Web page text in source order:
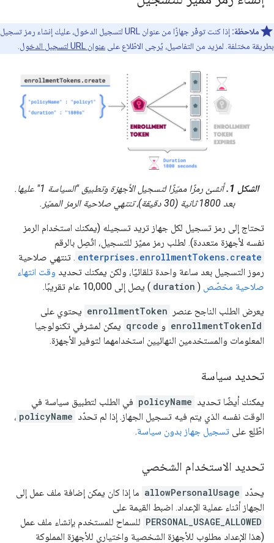
ملاحظة:
إذا كنت توفّر جهازًا من عنوان URL لتسجيل الدخول، عليك إنشاء رمز تسجيل
بطريقة مختلفة. لمزيد من التفاصيل، يُرجى الاطّلاع على عنوان URL لتسجيل الدخول
الشكل 1.
أنشئ رمزًا مميّزًا لتسجيل الأجهزة وتطبيق "السياسة 1" عليها.
بعد 1800 ثانية (30 دقيقة)، تنتهي صلاحية الرمز المميّز.
تحتاج إلى رمز تسجيل لكل جهاز تريد تسجيله (يمكنك استخدام الرمز
نفسه لأجهزة متعددة). لطلب رمز مميّز للتسجيل، اتّصِل بالرقم
enterprises.enrollmentTokens.create . تنتهي صلاحية
رموز التسجيل بعد ساعة واحدة تلقائيًا، ولكن يمكنك تحديد وقت انتهاء
صلاحية مخصّص (
duration ) يصل إلى 10,000 عام تقريبًا.
يعرض الطلب الناجح عنصر enrollmentToken يحتوي على
enrollmentTokenId و qrcode يمكن لمشرفي تكنولوجيا
المعلومات والمستخدمين النهائيين استخدامهما لتوفير الأجهزة.
تحديد سياسة
يمكنك أيضًا تحديد policyName في الطلب لتطبيق سياسة في
الوقت نفسه الذي يتم فيه تسجيل الجهاز. إذا لم تحدّد policyName ،
اطّلِع على تسجيل جهاز بدون سياسة.
تحديد الاستخدام الشخصي
يحدّد allowPersonalUsage ما إذا كان يمكن إضافة ملف عمل إلى
الجهاز أثناء عملية الإعداد. اضبط القيمة على
PERSONAL_USAGE_ALLOWED للسماح للمستخدم بإنشاء ملف عمل
(هذا الإعداد مطلوب للأجهزة الشخصية واختياري للأجهزة المملوكة